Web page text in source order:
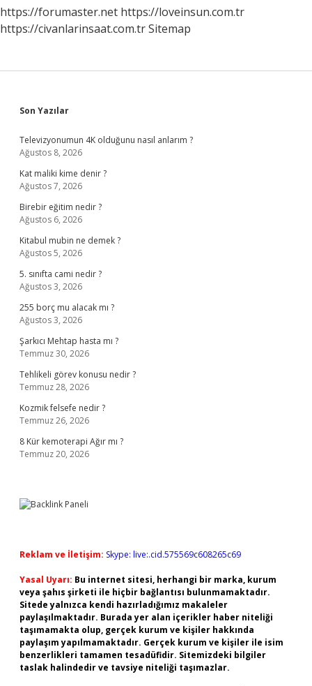
https://forumaster.net https://loveinsun.com.tr
https://civanlarinsaat.com.trSitemap
Sidebar
Son Yazılar
Televizyonumun 4K olduğunu nasıl anlarım ?
Ağustos 8, 2026
Kat maliki kime denir ?
Ağustos 7, 2026
Birebir eğitim nedir ?
Ağustos 6, 2026
Kitabul mubin ne demek ?
Ağustos 5, 2026
5. sınıfta cami nedir ?
Ağustos 3, 2026
255 borç mu alacak mı ?
Ağustos 3, 2026
Şarkıcı Mehtap hasta mı ?
Temmuz 30, 2026
Tehlikeli görev konusu nedir ?
Temmuz 28, 2026
Kozmik felsefe nedir ?
Temmuz 26, 2026
8 Kür kemoterapi Ağır mı ?
Temmuz 20, 2026
Reklam ve İletişim: Skype: live:.cid.575569c608265c69
Yasal Uyarı: Bu internet sitesi, herhangi bir marka, kurum
veya şahıs şirketi ile hiçbir bağlantısı bulunmamaktadır.
Sitede yalnızca kendi hazırladığımız makaleler
paylaşılmaktadır. Burada yer alan içerikler haber niteliği
taşımamakta olup, gerçek kurum ve kişiler hakkında
paylaşım yapılmamaktadır. Gerçek kurum ve kişiler ile isim
benzerlikleri tamamen tesadüfidir. Sitemizdeki bilgiler
taslak halindedir ve tavsiye niteliği taşımazlar.